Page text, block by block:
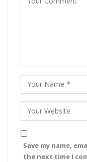
Save my name,
the next time I